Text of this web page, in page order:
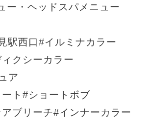
ー・ヘッドスパメニュー
駅西口#イルミナカラー
クシーカラー
ア
ト#ショートボブ
ブリーチ#インナーカラー